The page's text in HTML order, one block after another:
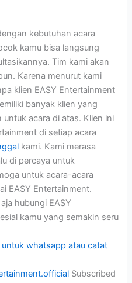
kebutuhan acara
kamu bisa langsung
Tim kami akan
Karena menurut kami
klien EASY Entertainment
banyak klien yang
acara di atas. Klien ini
di setiap acara
kami. Kami merasa
di percaya untuk
untuk acara-acara
EASY Entertainment.
hubungi EASY
kamu yang semakin seru
whatsapp atau catat
Subscribed